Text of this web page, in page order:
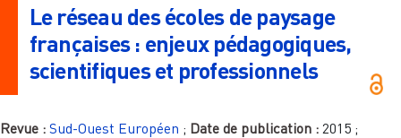
Le réseau des écoles de paysage
françaises : enjeux pédagogiques,
scientifiques et professionnels
Revue : Sud-Ouest Européen ; Date de publication : 2015 ;